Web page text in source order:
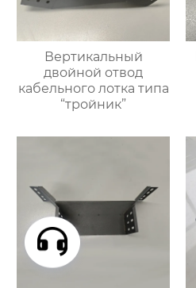
Вертикальный
двойной отвод
кабельного лотка типа
“тройник”